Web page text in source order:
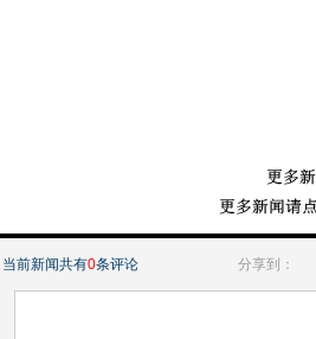
当前新闻共有0条评论 分享到：